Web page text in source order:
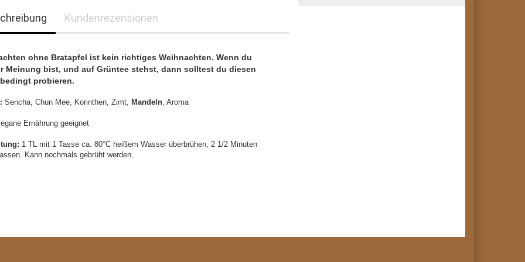
Kundenrezensionen
ohne Bratapfel ist kein richtiges Weihnachten. Wenn du
Meinung bist, und auf Grüntee stehst, dann solltest du diesen
probieren.
Sencha, Chun Mee, Korinthen, Zimt, Mandeln, Aroma
Ernährung geeignet
1 TL mit 1 Tasse ca. 80°C heißem Wasser überbrühen, 2 1/2 Minuten
Kann nochmals gebrüht werden.